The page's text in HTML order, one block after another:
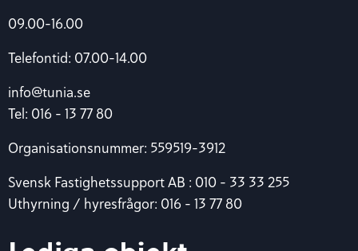
09.00-16.00
Telefontid: 07.00-14.00
info@tunia.se
Tel: 016 – 13 77 80
Organisationsnummer: 559519-3912
Svensk Fastighetssupport AB : 010 – 33 33 255
Uthyrning / hyresfrågor: 016 – 13 77 80